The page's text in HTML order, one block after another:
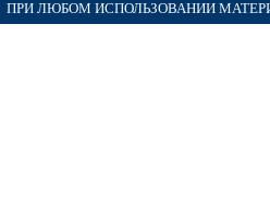
ПРИ ЛЮБОМ ИСПОЛЬЗОВАНИИ